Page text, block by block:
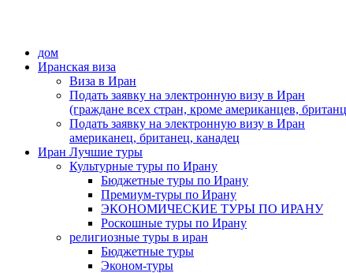
дом
Иранская виза
Виза в Иран
Подать заявку на электронную визу в Иран
(граждане всех стран, кроме американцев,
Подать заявку на электронную визу в Иран
американец, британец, канадец
Иран Лучшие туры
Культурные туры по Ирану
Бюджетные туры по Ирану
Премиум-туры по Ирану
ЭКОНОМИЧЕСКИЕ ТУРЫ ПО ИРАНУ
Роскошные туры по Ирану
религиозные туры в иран
Бюджетные туры
Эконом-туры